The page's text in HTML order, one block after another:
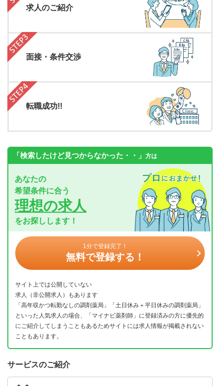
求人のご紹介
面接・条件交渉
転職成功!!
「検索したけど見つからなかった・・」 方は
あなたの
希望条件に合う
理想の求人
をお探しします！
1分で登録完了！
無料で登録する！
サイト上では公開していない
求人（非公開求人）もあります
「高年収かつ転勤なしの調剤薬局」「土日休み＋平日休みの調剤薬局」
といった人気求人の場合、「マイナビ薬剤師」に登録済みの方に優先的
にご紹介してしまうこともあるためサイトには求人情報が掲載されない
こともあります。
サービスのご紹介